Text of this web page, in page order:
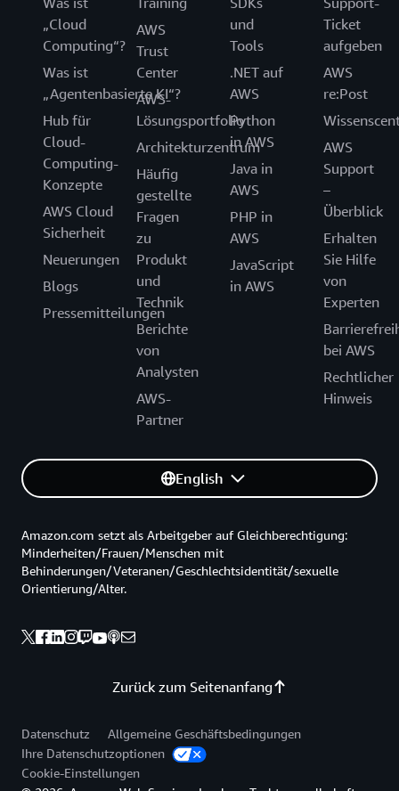
„Cloud
Computing“?
Was ist
„Agentenbasierte KI“?
Hub für
Cloud-
Computing-
Konzepte
AWS Cloud
Sicherheit
Neuerungen
Blogs
Pressemitteilungen
AWS
Trust
Center
AWS-
Lösungsportfolio
Architekturzentrum
Häufig
gestellte
Fragen
zu
Produkt
und
Technik
Berichte
von
Analysten
AWS-
Partner
und
Tools
.NET auf
AWS
Python
in AWS
Java in
AWS
PHP in
AWS
JavaScript
in AWS
Ticket
aufgeben
AWS
re:Post
AWS
Support
–
Überblick
Erhalten
Sie Hilfe
von
Experten
bei AWS
Rechtlicher
Hinweis
English
Zurück zum Seitenanfang
Amazon.com setzt als Arbeitgeber auf Gleichberechtigung:
Minderheiten/Frauen/Menschen mit
Behinderungen/Veteranen/Geschlechtsidentität/sexuelle
Orientierung/Alter.
Datenschutz
Allgemeine Geschäftsbedingungen
Ihre Datenschutzoptionen
Cookie-Einstellungen